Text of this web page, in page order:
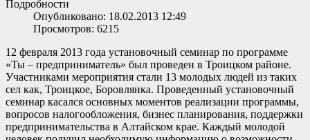
Подробности
Опубликовано: 18.02.2013 12:49
Просмотров: 6215
12 февраля 2013 года установочный семинар по программе
«Ты – предприниматель» был проведен в Троицком районе.
Участниками мероприятия стали 13 молодых людей из таких
сел как, Троицкое, Боровлянка. Проведенный установочный
семинар касался основных моментов реализации программы,
вопросов налогообложения, бизнес планирования, поддержки
предпринимательства в Алтайском крае. Каждый молодой